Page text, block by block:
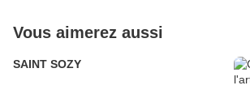
Vous aimerez aussi
SAINT SOZY